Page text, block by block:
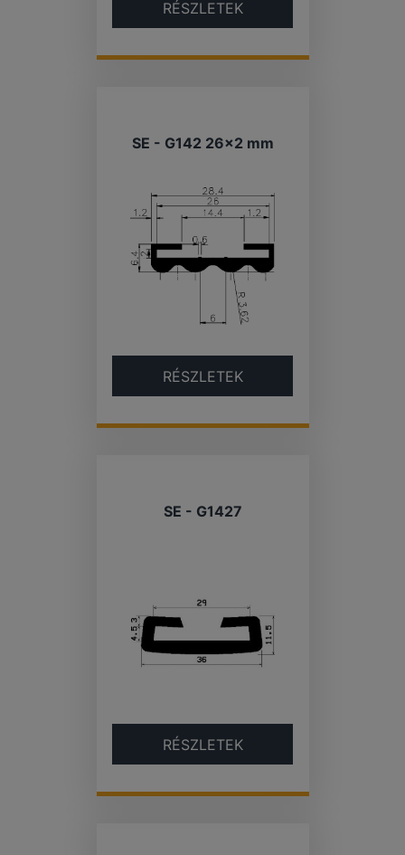
RÉSZLETEK
SE - G142 26×2 mm
RÉSZLETEK
SE - G1427
RÉSZLETEK